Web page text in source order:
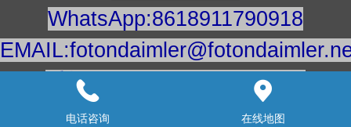
WhatsApp:8618911790918
手机/微信：18911790918
建议用电脑浏览更清楚
电话咨询 在线地图